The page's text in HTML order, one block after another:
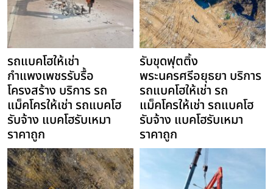
รถแบคโฮให้เช่า
กำแพงเพชรรับรื้อ
โครงสร้าง บริการ รถ
แม็คโครให้เช่า รถแบคโฮ
รับจ้าง แบคโฮรับเหมา
ราคาถูก
รับขุดฟุตติ้ง
พระนครศรีอยุธยา บริการ
รถแบคโฮให้เช่า รถ
แม็คโครให้เช่า รถแบคโฮ
รับจ้าง แบคโฮรับเหมา
ราคาถูก